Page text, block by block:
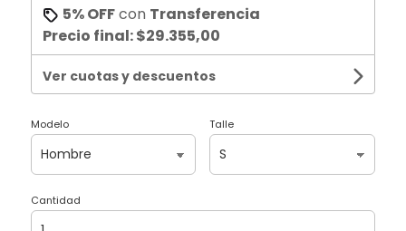
5% OFFcon Transferencia
Precio final:$29.355,00
Ver cuotas y descuentos
Modelo Talle
Cantidad